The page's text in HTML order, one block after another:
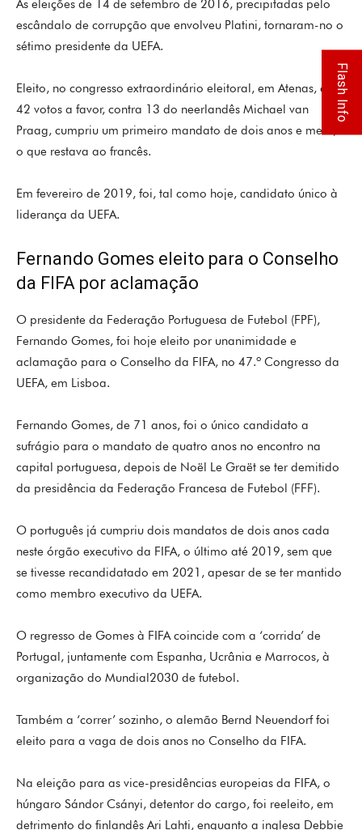
As eleições de 14 de setembro de 2016, precipitadas pelo
escândalo de corrupção que envolveu Platini, tornaram-no o
sétimo presidente da UEFA.
Eleito, no congresso extraordinário eleitoral, em Atenas, com
42 votos a favor, contra 13 do neerlandês Michael van
Praag, cumpriu um primeiro mandato de dois anos e meio,
o que restava ao francês.
Em fevereiro de 2019, foi, tal como hoje, candidato único à
liderança da UEFA.
Fernando Gomes eleito para o Conselho
da FIFA por aclamação
O presidente da Federação Portuguesa de Futebol (FPF),
Fernando Gomes, foi hoje eleito por unanimidade e
aclamação para o Conselho da FIFA, no 47.º Congresso da
UEFA, em Lisboa.
Fernando Gomes, de 71 anos, foi o único candidato a
sufrágio para o mandato de quatro anos no encontro na
capital portuguesa, depois de Noël Le Graët se ter demitido
da presidência da Federação Francesa de Futebol (FFF).
O português já cumpriu dois mandatos de dois anos cada
neste órgão executivo da FIFA, o último até 2019, sem que
se tivesse recandidatado em 2021, apesar de se ter mantido
como membro executivo da UEFA.
O regresso de Gomes à FIFA coincide com a ‘corrida’ de
Portugal, juntamente com Espanha, Ucrânia e Marrocos, à
organização do Mundial2030 de futebol.
Também a ‘correr’ sozinho, o alemão Bernd Neuendorf foi
eleito para a vaga de dois anos no Conselho da FIFA.
Na eleição para as vice-presidências europeias da FIFA, o
húngaro Sándor Csányi, detentor do cargo, foi reeleito, em
detrimento do finlandês Ari Lahti, enquanto a inglesa Debbie
Flash Info